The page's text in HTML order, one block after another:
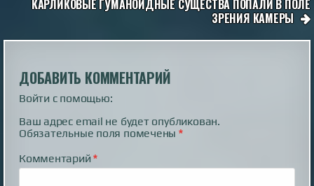
КАРЛИКОВЫЕ ГУМАНОИДНЫЕ СУЩЕСТВА ПОПАЛИ В ПОЛЕ
ЗРЕНИЯ КАМЕРЫ
ДОБАВИТЬ КОММЕНТАРИЙ
Войти с помощью:
Ваш адрес email не будет опубликован.
Обязательные поля помечены*
Комментарий*